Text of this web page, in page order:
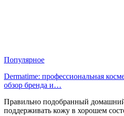
Популярное
Dermatime: профессиональная
обзор бренда и…
Правильно подобранный
поддерживать кожу в хорошем